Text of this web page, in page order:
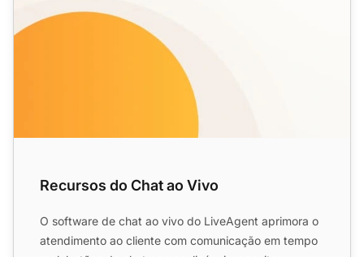
Recursos do Chat ao Vivo
O software de chat ao vivo do LiveAgent aprimora o
atendimento ao cliente com comunicação em tempo